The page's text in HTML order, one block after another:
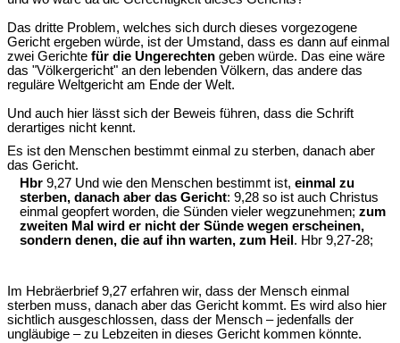
Das dritte Problem, welches sich durch dieses vorgezogene
Gericht ergeben würde, ist der Umstand, dass es dann auf einmal
zwei Gerichte für die Ungerechten geben würde. Das eine wäre
das "Völkergericht" an den lebenden Völkern, das andere das
reguläre Weltgericht am Ende der Welt.
Und auch hier lässt sich der Beweis führen, dass die Schrift
derartiges nicht kennt.
Es ist den Menschen bestimmt einmal zu sterben, danach aber
das Gericht.
Hbr 9,27 Und wie den Menschen bestimmt ist, einmal zu
sterben, danach aber das Gericht: 9,28 so ist auch Christus
einmal geopfert worden, die Sünden vieler wegzunehmen; zum
zweiten Mal wird er nicht der Sünde wegen erscheinen,
sondern denen, die auf ihn warten, zum Heil . Hbr 9,27-28;
Im Hebräerbrief 9,27 erfahren wir, dass der Mensch einmal
sterben muss, danach aber das Gericht kommt. Es wird also hier
sichtlich ausgeschlossen, dass der Mensch – jedenfalls der
ungläubige – zu Lebzeiten in dieses Gericht kommen könnte.